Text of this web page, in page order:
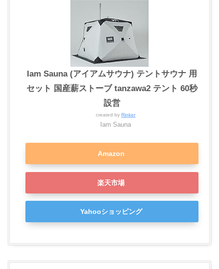
Iam Sauna (アイアムサウナ) テントサウナ 用
セット 国産薪ストーブ tanzawa2 テント 60秒
設営
created by Rinker
Iam Sauna
Amazon
楽天市場
Yahooショッピング